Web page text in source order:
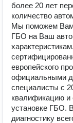
более 20 лет
количество
Мы поможем Вам
ГБО на Ваш
европейского
официальными
специалисты с
квалификацию и
установке ГБО.
диагностику